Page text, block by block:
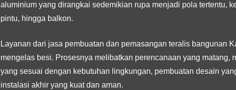
aluminium yang dirangkai sedemikian rupa menjadi pola tertentu,
pintu, hingga balkon.
Layanan dari jasa pembuatan dan pemasangan teralis bangunan
mengelas besi. Prosesnya melibatkan perencanaan yang matang,
yang sesuai dengan kebutuhan lingkungan, pembuatan desain
instalasi akhir yang kuat dan aman.